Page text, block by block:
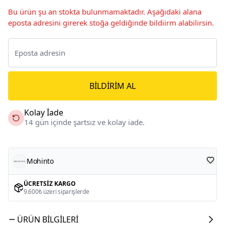
Bu ürün şu an stokta bulunmamaktadır. Aşağıdaki alana
eposta adresini girerek stoğa geldiğinde bildiirm alabilirsin.
BILDIRIM AL
Kolay İade
14 gün içinde şartsız ve kolay iade.
Mohinto
ÜCRETSIZ KARGO
9.600₺ üzeri siparişlerde
ÜRÜN BILGILERI